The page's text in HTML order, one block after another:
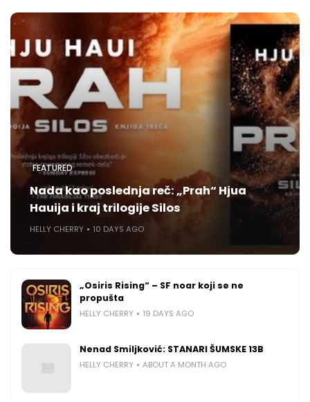
FEATURED
Nada kao poslednja reč: „Prah“ Hjua
Hauija i kraj trilogije Silos
HELLY CHERRY 10 DAYS AGO
„Osiris Rising“ – SF noar koji se ne
propušta
HELLY CHERRY 19 DAYS AGO
Nenad Smiljković: STANARI ŠUMSKE 13B
HELLY CHERRY ABOUT A MONTH AGO